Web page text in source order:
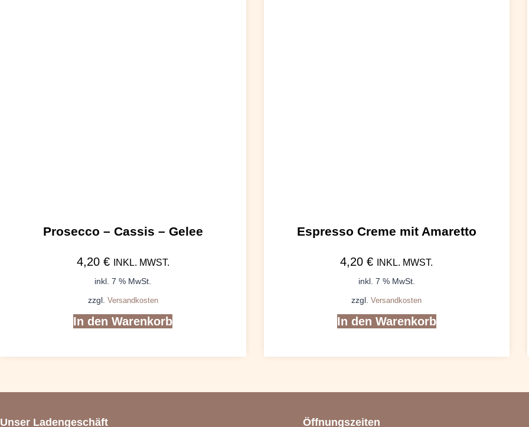
Prosecco – Cassis – Gelee
4,20 € INKL. MWST.
inkl. 7 % MwSt.
zzgl. Versandkosten
In den Warenkorb
Espresso Creme mit Amaretto
4,20€ INKL. MWST.
inkl. 7 % MwSt.
zzgl.Versandkosten
In den Warenkorb
Unser Ladengeschäft Öffnungszeiten